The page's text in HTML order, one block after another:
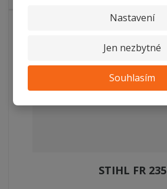
Nastavení
Jen nezbytné
Souhlasím
STIHL FR 235